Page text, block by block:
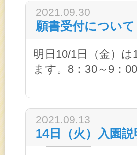
2021.09.30
願書受付について
明日10/1日（金）
ます。8：30～9：
2021.09.13
14日（火）入園